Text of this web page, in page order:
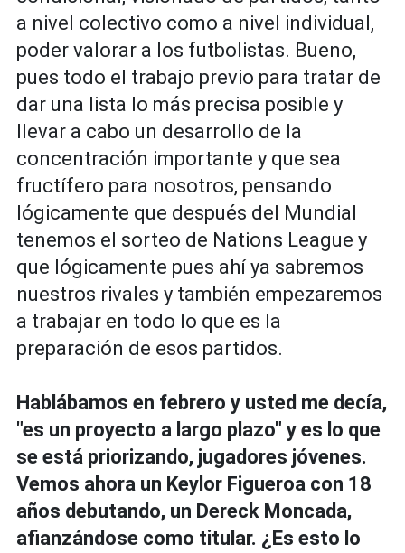
a nivel colectivo como a nivel individual,
poder valorar a los futbolistas. Bueno,
pues todo el trabajo previo para tratar de
dar una lista lo más precisa posible y
llevar a cabo un desarrollo de la
concentración importante y que sea
fructífero para nosotros, pensando
lógicamente que después del Mundial
tenemos el sorteo de Nations League y
que lógicamente pues ahí ya sabremos
nuestros rivales y también empezaremos
a trabajar en todo lo que es la
preparación de esos partidos.
Hablábamos en febrero y usted me decía,
"es un proyecto a largo plazo" y es lo que
se está priorizando, jugadores jóvenes.
Vemos ahora un Keylor Figueroa con 18
años debutando, un Dereck Moncada,
afianzándose como titular. ¿Es esto lo